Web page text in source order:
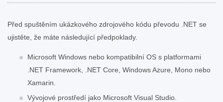
Před spuštěním ukázkového zdrojového kódu převodu .NET se
ujistěte, že máte následující předpoklady.
Microsoft Windows nebo kompatibilní OS s platformami
.NET Framework, .NET Core, Windows Azure, Mono nebo
Xamarin.
Vývojové prostředí jako Microsoft Visual Studio.